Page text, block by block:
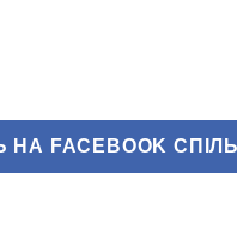
НА FACEBOOK